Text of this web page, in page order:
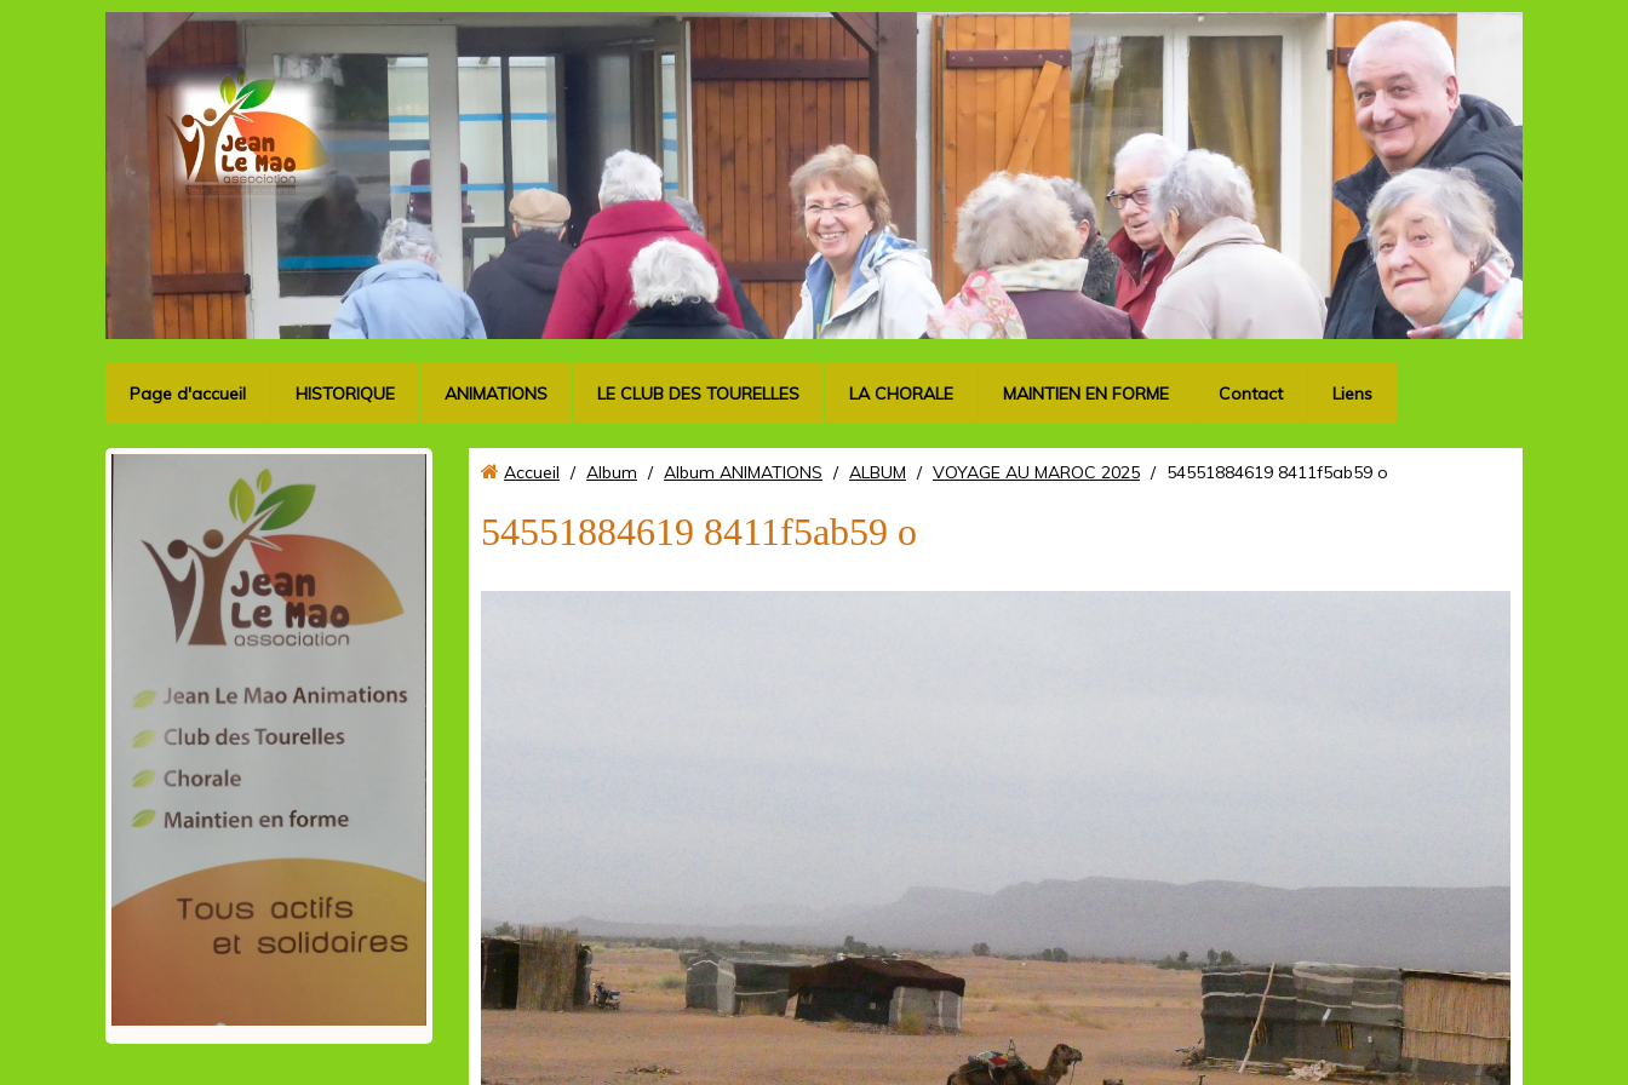
Page d'accueil HISTORIQUE ANIMATIONS LE CLUB DES TOURELLES LA CHORALE MAINTIEN EN FORME Contact Liens
Accueil / Album / Album ANIMATIONS / ALBUM / VOYAGE AU MAROC 2025 / 54551884619 8411f5ab59 o
54551884619 8411f5ab59 o